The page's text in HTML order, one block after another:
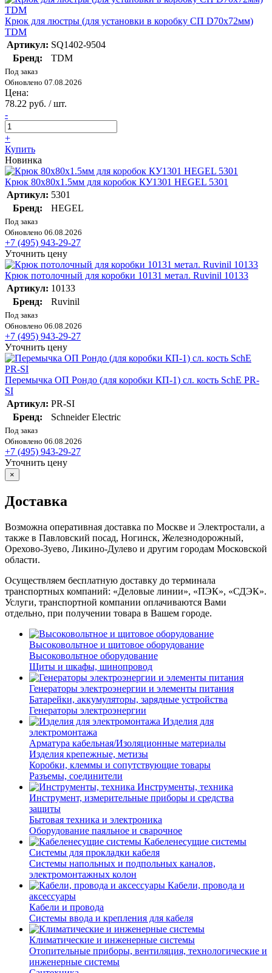
Крюк для люстры (для установки в коробку СП D70х72мм)
TDM
Артикул: SQ1402-9504
Бренд:
TDM
Под заказ
Обновлено 07.08.2026
Цена:
78.22 руб. / шт.
-
+
Купить
Новинка
Крюк 80х80х1.5мм для коробок КУ1301 HEGEL 5301
Артикул: 5301
Бренд:
HEGEL
Под заказ
Обновлено 06.08.2026
+7 (495) 943-29-27
Уточнить цену
Крюк потолочный для коробки 10131 метал. Ruvinil 10133
Артикул: 10133
Бренд:
Ruvinil
Под заказ
Обновлено 06.08.2026
+7 (495) 943-29-27
Уточнить цену
Перемычка ОП Рондо (для коробки КП-1) сл. кость SchE PR-
SI
Артикул: PR-SI
Бренд:
Schneider Electric
Под заказ
Обновлено 06.08.2026
+7 (495) 943-29-27
Уточнить цену
×
Доставка
Возможна оперативная доставка по Москве и Электростали, а
также в Павловский посад, Ногинск, Железнодорожный,
Орехово-Зуево, Ликино-Дулево и другим городам Московской
области.
Осуществляем бесплатную доставку до терминала
транспортных компаний: «Деловые линии», «ПЭК», «СДЭК».
Услуги, транспортной компании оплачиваются Вами
отдельно, при получении товара в Вашем городе.
Высоковольтное и щитовое оборудование
Высоковольтное оборудование
Щиты и шкафы, шинопровод
Генераторы электроэнергии и элементы питания
Батарейки, аккумуляторы, зарядные устройства
Генераторы электроэнергии
Изделия для
электромонтажа
Арматура кабельная/Изоляционные материалы
Изделия крепежные, метизы
Коробки, клеммы и сопутствующие товары
Разъемы, соединители
Инструменты, техника
Инструмент, измерительные приборы и средства
защиты
Бытовая техника и электроника
Оборудование паяльное и сварочное
Кабеленесущие системы
Системы для прокладки кабеля
Системы напольных и подпольных каналов,
электромонтажных колон
Кабели, провода и
аксессуары
Кабели и провода
Системы ввода и крепления для кабеля
Климатические и инженерные системы
Отопительные приборы, вентиляция, технологические и
инженерные системы